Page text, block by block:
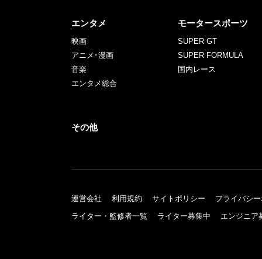
エンタメ
映画
アニメ･漫画
音楽
エンタメ総合
モータースポーツ
SUPER GT
SUPER FORMULA
国内レース
その他
運営会社 利用規約 サイトポリシー
プライバシ
ライター・監修者一覧
ライター募集中 エンジニア